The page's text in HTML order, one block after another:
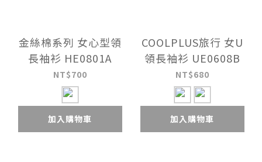
金絲棉系列 女心型領
長袖衫 HE0801A
NT$700
加入購物車
COOLPLUS旅行 女U
領長袖衫 UE0608B
NT$680
加入購物車